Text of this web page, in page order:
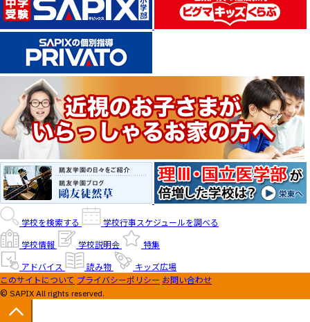
学校を検索する
学校行事スケジュールを調べる
学校情報
学校説明会
特集
アドバイス
読み物
キッズ広場
このサイトについて プライバシーポリシー お問い合わせ
© SAPIX All rights reserved.